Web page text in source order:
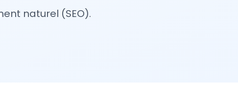
naturel (SEO).